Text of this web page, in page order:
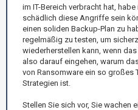
im IT-Bereich verbracht hat,
schädlich diese Angriffe sein
einen soliden Backup-Plan zu
regelmäßig zu testen, um
wiederherstellen kann, wenn
also darauf eingehen, warum
von Ransomware ein so großes
Strategien ist.
Stellen Sie sich vor, Sie wachen